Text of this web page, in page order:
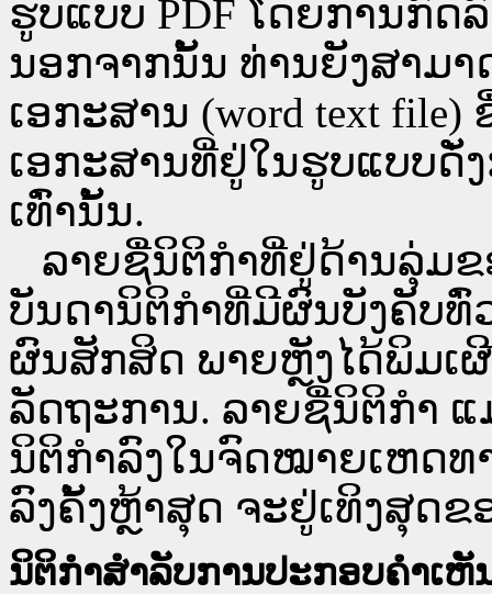
ຮູບແບບ PDF ໂດຍການກົດ
ນອກຈາກນັ້ນ ທ່ານຍັງສາມາ
ເອກະສານ (word text
ເອກະສານທີ່ຢູ່ໃນຮູບແບບດັ່
ເທົ່ານັ້ນ.
ລາຍຊື່ນິຕິກຳທີ່ຢູ່ດ້ານລຸ່ມ
ບັນດານິຕິກຳທີ່ມີຜົນບັງຄັບທົ່
ຜົນສັກສິດ ພາຍຫຼັງໄດ້ພິມເ
ລັດຖະການ. ລາຍຊື່ນິຕິກຳ
ນິຕິກຳລົງໃນຈົດໝາຍເຫດທ
ລົງຄັ້ງຫຼ້າສຸດ ຈະຢູ່ເທິງສຸດຂ
ນິຕິກຳສຳລັບການປະກອບຄຳເຫັ